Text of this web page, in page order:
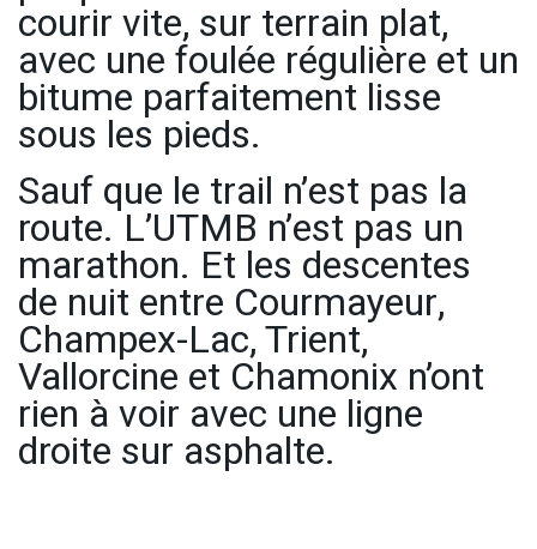
courir vite, sur terrain plat,
avec une foulée régulière et un
bitume parfaitement lisse
sous les pieds.
Sauf que le trail n’est pas la
route. L’UTMB n’est pas un
marathon. Et les descentes
de nuit entre Courmayeur,
Champex-Lac, Trient,
Vallorcine et Chamonix n’ont
rien à voir avec une ligne
droite sur asphalte.